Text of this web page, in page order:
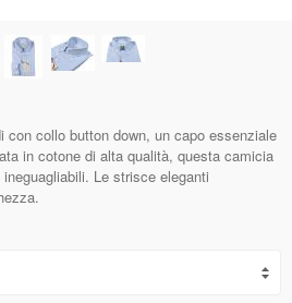
con collo button down, un capo essenziale
in cotone di alta qualità, questa camicia
Le strisce eleganti